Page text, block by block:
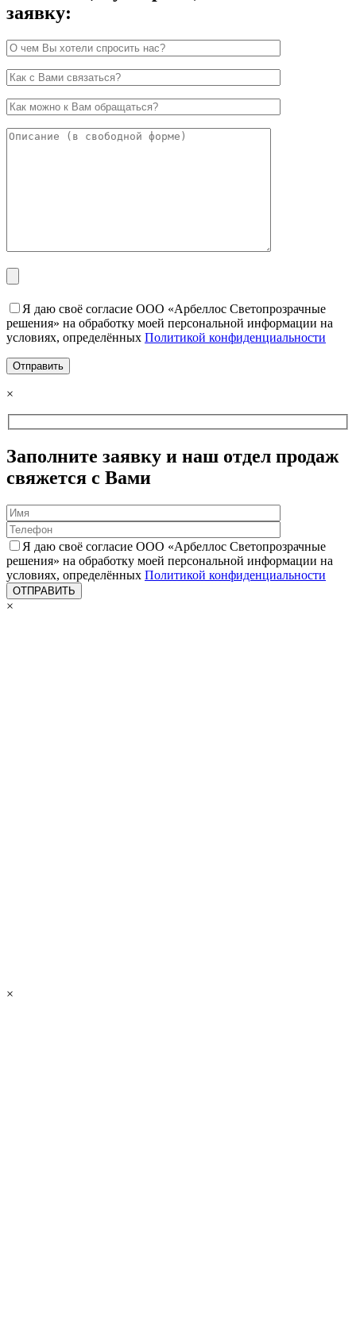
заявку:
Я даю своё согласие ООО «Арбеллос Светопрозрачные
решения» на обработку моей персональной информации на
условиях, определённых Политикой конфиденциальности
×
Заполните заявку и наш отдел продаж
свяжется с Вами
Я даю своё согласие ООО «Арбеллос Светопрозрачные
решения» на обработку моей персональной информации на
условиях, определённых Политикой конфиденциальности
×
×